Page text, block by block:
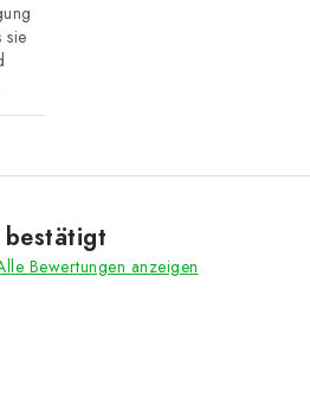
sie
bestätigt
Bewertungen anzeigen